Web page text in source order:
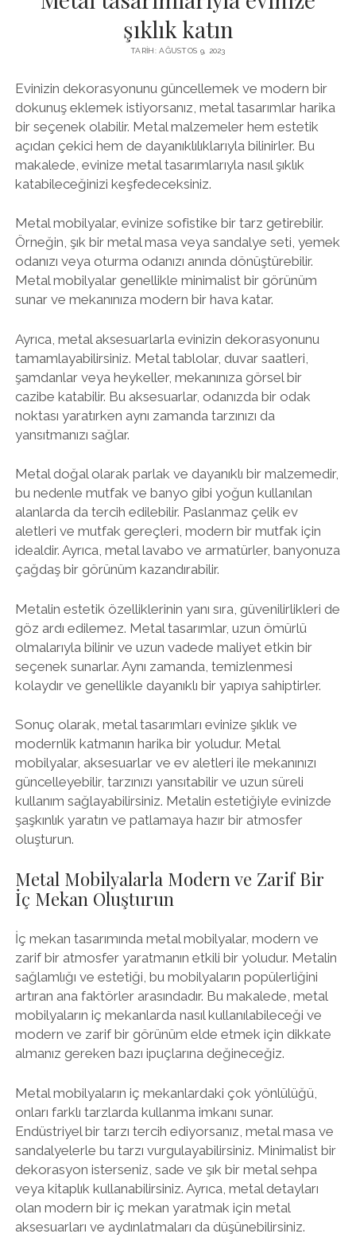
şıklık katın
TARIH: AĞUSTOS 9, 2023
Evinizin dekorasyonunu güncellemek ve modern bir
dokunuş eklemek istiyorsanız, metal tasarımlar harika
bir seçenek olabilir. Metal malzemeler hem estetik
açıdan çekici hem de dayanıklılıklarıyla bilinirler. Bu
makalede, evinize metal tasarımlarıyla nasıl şıklık
katabileceğinizi keşfedeceksiniz.
Metal mobilyalar, evinize sofistike bir tarz getirebilir.
Örneğin, şık bir metal masa veya sandalye seti, yemek
odanızı veya oturma odanızı anında dönüştürebilir.
Metal mobilyalar genellikle minimalist bir görünüm
sunar ve mekanınıza modern bir hava katar.
Ayrıca, metal aksesuarlarla evinizin dekorasyonunu
tamamlayabilirsiniz. Metal tablolar, duvar saatleri,
şamdanlar veya heykeller, mekanınıza görsel bir
cazibe katabilir. Bu aksesuarlar, odanızda bir odak
noktası yaratırken aynı zamanda tarzınızı da
yansıtmanızı sağlar.
Metal doğal olarak parlak ve dayanıklı bir malzemedir,
bu nedenle mutfak ve banyo gibi yoğun kullanılan
alanlarda da tercih edilebilir. Paslanmaz çelik ev
aletleri ve mutfak gereçleri, modern bir mutfak için
idealdir. Ayrıca, metal lavabo ve armatürler, banyonuza
çağdaş bir görünüm kazandırabilir.
Metalin estetik özelliklerinin yanı sıra, güvenilirlikleri de
göz ardı edilemez. Metal tasarımlar, uzun ömürlü
olmalarıyla bilinir ve uzun vadede maliyet etkin bir
seçenek sunarlar. Aynı zamanda, temizlenmesi
kolaydır ve genellikle dayanıklı bir yapıya sahiptirler.
Sonuç olarak, metal tasarımları evinize şıklık ve
modernlik katmanın harika bir yoludur. Metal
mobilyalar, aksesuarlar ve ev aletleri ile mekanınızı
güncelleyebilir, tarzınızı yansıtabilir ve uzun süreli
kullanım sağlayabilirsiniz. Metalin estetiğiyle evinizde
şaşkınlık yaratın ve patlamaya hazır bir atmosfer
oluşturun.
Metal Mobilyalarla Modern ve Zarif Bir
İç Mekan Oluşturun
İç mekan tasarımında metal mobilyalar, modern ve
zarif bir atmosfer yaratmanın etkili bir yoludur. Metalin
sağlamlığı ve estetiği, bu mobilyaların popülerliğini
artıran ana faktörler arasındadır. Bu makalede, metal
mobilyaların iç mekanlarda nasıl kullanılabileceği ve
modern ve zarif bir görünüm elde etmek için dikkate
almanız gereken bazı ipuçlarına değineceğiz.
Metal mobilyaların iç mekanlardaki çok yönlülüğü,
onları farklı tarzlarda kullanma imkanı sunar.
Endüstriyel bir tarzı tercih ediyorsanız, metal masa ve
sandalyelerle bu tarzı vurgulayabilirsiniz. Minimalist bir
dekorasyon isterseniz, sade ve şık bir metal sehpa
veya kitaplık kullanabilirsiniz. Ayrıca, metal detayları
olan modern bir iç mekan yaratmak için metal
aksesuarları ve aydınlatmaları da düşünebilirsiniz.